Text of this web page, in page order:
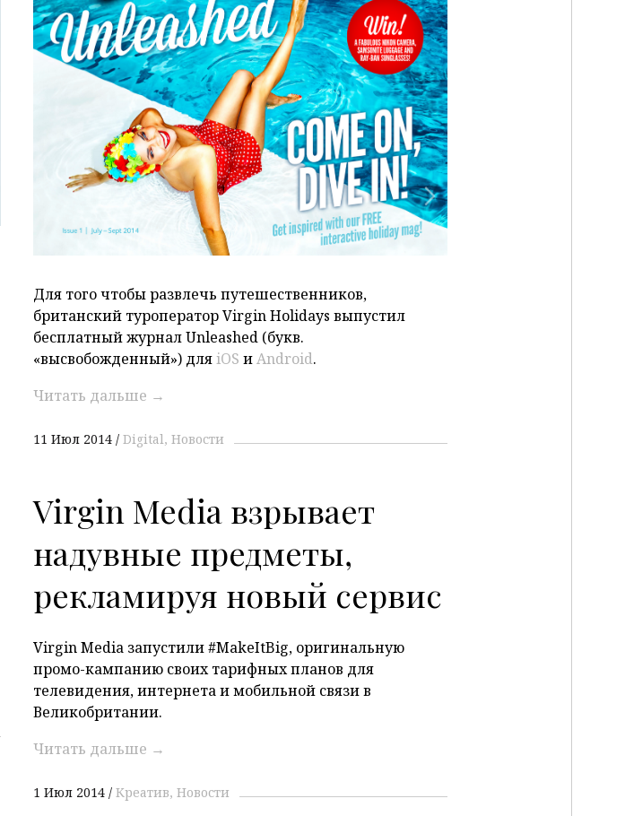
P
Для того чтобы развлечь путешественников,
британский туроператор Virgin Holidays выпустил
бесплатный журнал Unleashed (букв.
«высвобожденный») дляiOS иAndroid.
Читать дальше →
11 Июл 2014 Digital Новости
Virgin Media взрывает
надувные предметы,
рекламируя новый сервис
Virgin Media запустили #MakeItBig, оригинальную
промо-кампанию своих тарифных планов для
телевидения, интернета и мобильной связи в
Великобритании.
Читать дальше →
1 Июл 2014 Креатив Новости